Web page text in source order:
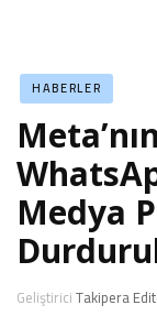
HABERLER
Medya
GeliştiriciTakipera